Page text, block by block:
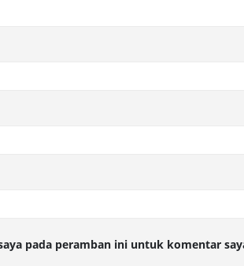
pada peramban ini untuk komentar